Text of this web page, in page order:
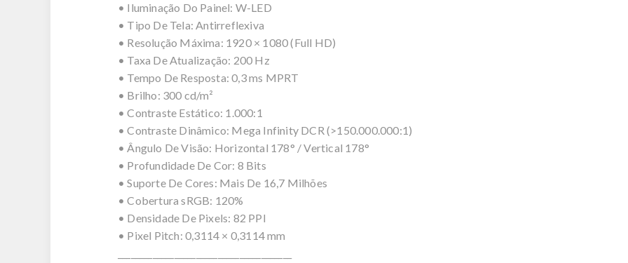
• Iluminação Do Painel: W-LED
• Tipo De Tela: Antirreflexiva
• Resolução Máxima: 1920 × 1080 (Full HD)
• Taxa De Atualização: 200 Hz
• Tempo De Resposta: 0,3 ms MPRT
• Brilho: 300 cd/m²
• Contraste Estático: 1.000:1
• Contraste Dinâmico: Mega Infinity DCR (>150.000.000:1)
• Ângulo De Visão: Horizontal 178° / Vertical 178°
• Profundidade De Cor: 8 Bits
• Suporte De Cores: Mais De 16,7 Milhões
• Cobertura sRGB: 120%
• Densidade De Pixels: 82 PPI
• Pixel Pitch: 0,3114 × 0,3114 mm